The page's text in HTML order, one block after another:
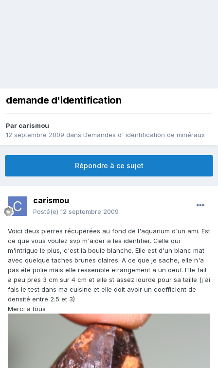
demande d'identification
Par carismou
12 septembre 2009 dans Demandes d' identification de minéraux
Répondre à ce sujet
carismou
Posté(e) 12 septembre 2009
Voici deux pierres récupérées au fond de l'aquarium d'un ami. Est
ce que vous voulez svp m'aider a les identifier. Celle qui
m'intrigue le plus, c'est la boule blanche. Elle est d'un blanc mat
avec quelque taches brunes claires. A ce que je sache, elle n'a
pas été polie mais elle ressemble etrangement a un oeuf. Elle fait
a peu pres 3 cm sur 4 cm et elle st assez lourde pour sa taille (j'ai
fais le test dans ma cuisine et elle doit avoir un coefficient de
densité entre 2.5 et 3)
Merci a tous